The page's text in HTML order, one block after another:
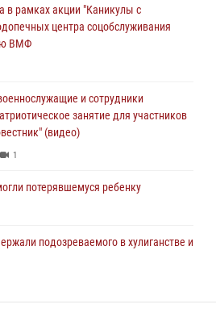
войск национальной гвардии
в рамках акции "Каникулы с
центра соцобслуживания
ВМФ
и сотрудники
занятие для участников
(видео)
1
потерявшемуся ребенку
подозреваемого в хулиганстве и